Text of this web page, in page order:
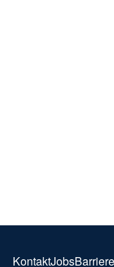
FOOTER
KontaktJobs